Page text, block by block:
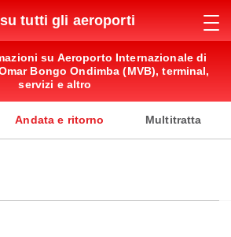
tutti gli aeroporti
su Aeroporto Internazionale di
Bongo Ondimba (MVB), terminal,
servizi e altro
Andata e ritorno Multitratta